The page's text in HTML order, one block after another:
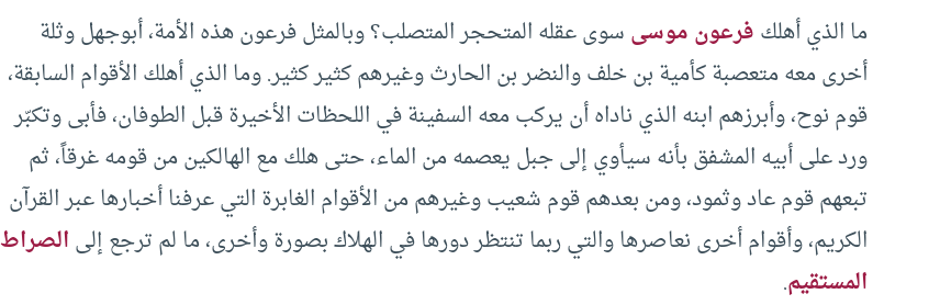
ما الذي أهلكفرعون موسىسوى عقله المتحجر المتصلب؟ وبالمثل فرعون هذه الأمة، أبوجهل وثلة
أخرى معه متعصبة كأمية بن خلف والنضر بن الحارث وغيرهم كثير كثير. وما الذي أهلك الأقوام السابقة،
قوم نوح، وأبرزهم ابنه الذي ناداه أن يركب معه السفينة في اللحظات الأخيرة قبل الطوفان، فأبى وتكبّر
ورد على أبيه المشفق بأنه سيأوي إلى جبل يعصمه من الماء، حتى هلك مع الهالكين من قومه غرقاً، ثم
تبعهم قوم عاد وثمود، ومن بعدهم قوم شعيب وغيرهم من الأقوام الغابرة التي عرفنا أخبارها عبر القرآن
الكريم، وأقوام أخرى نعاصرها والتي ربما تنتظر دورها في الهلاك بصورة وأخرى، ما لم ترجع إلىالصراط
المستقيم.